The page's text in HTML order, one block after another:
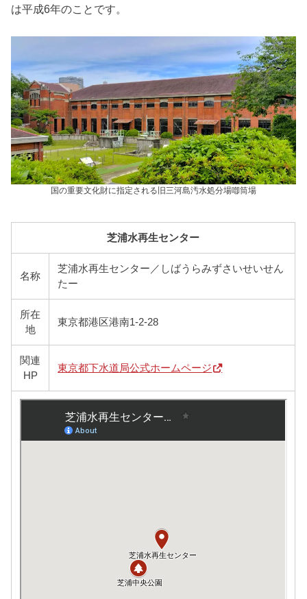
は平成6年のことです。
国の重要文化財に指定される旧三河島汚水処分場喞筒場
芝浦水再生センター
名称
芝浦水再生センター／しばうらみずさいせいせん
たー
所在
地
東京都港区港南1-2-28
関連
HP
東京都下水道局公式ホームページ